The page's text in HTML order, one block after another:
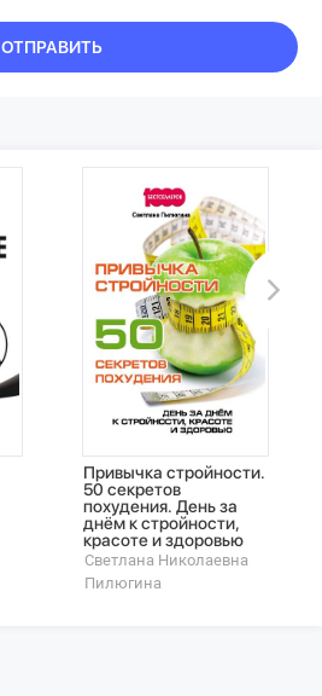
ОТПРАВИТЬ
Привычка стройности.
50 секретов
похудения. День за
днём к стройности,
красоте и здоровью
Светлана Николаевна
Пилюгина